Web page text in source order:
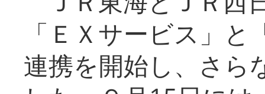
「ＥＸサービス」
連携を開始し、さら